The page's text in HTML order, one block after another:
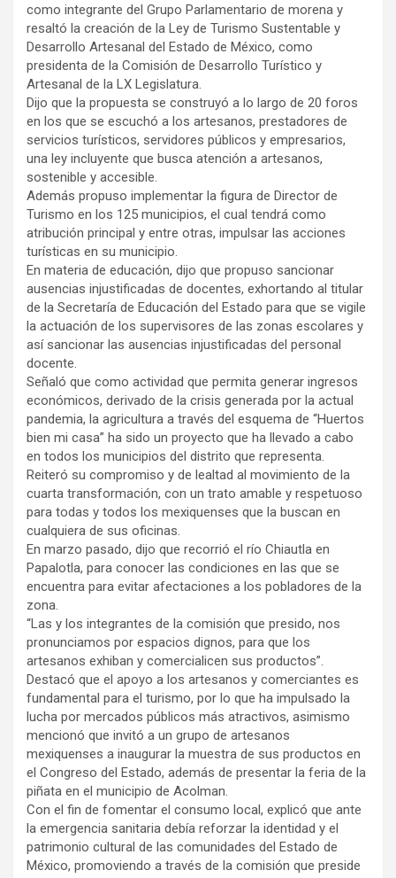
como integrante del Grupo Parlamentario de morena y
resaltó la creación de la Ley de Turismo Sustentable y
Desarrollo Artesanal del Estado de México, como
presidenta de la Comisión de Desarrollo Turístico y
Artesanal de la LX Legislatura.
Dijo que la propuesta se construyó a lo largo de 20 foros
en los que se escuchó a los artesanos, prestadores de
servicios turísticos, servidores públicos y empresarios,
una ley incluyente que busca atención a artesanos,
sostenible y accesible.
Además propuso implementar la figura de Director de
Turismo en los 125 municipios, el cual tendrá como
atribución principal y entre otras, impulsar las acciones
turísticas en su municipio.
En materia de educación, dijo que propuso sancionar
ausencias injustificadas de docentes, exhortando al titular
de la Secretaría de Educación del Estado para que se vigile
la actuación de los supervisores de las zonas escolares y
así sancionar las ausencias injustificadas del personal
docente.
Señaló que como actividad que permita generar ingresos
económicos, derivado de la crisis generada por la actual
pandemia, la agricultura a través del esquema de “Huertos
bien mi casa” ha sido un proyecto que ha llevado a cabo
en todos los municipios del distrito que representa.
Reiteró su compromiso y de lealtad al movimiento de la
cuarta transformación, con un trato amable y respetuoso
para todas y todos los mexiquenses que la buscan en
cualquiera de sus oficinas.
En marzo pasado, dijo que recorrió el río Chiautla en
Papalotla, para conocer las condiciones en las que se
encuentra para evitar afectaciones a los pobladores de la
zona.
“Las y los integrantes de la comisión que presido, nos
pronunciamos por espacios dignos, para que los
artesanos exhiban y comercialicen sus productos”.
Destacó que el apoyo a los artesanos y comerciantes es
fundamental para el turismo, por lo que ha impulsado la
lucha por mercados públicos más atractivos, asimismo
mencionó que invitó a un grupo de artesanos
mexiquenses a inaugurar la muestra de sus productos en
el Congreso del Estado, además de presentar la feria de la
piñata en el municipio de Acolman.
Con el fin de fomentar el consumo local, explicó que ante
la emergencia sanitaria debía reforzar la identidad y el
patrimonio cultural de las comunidades del Estado de
México, promoviendo a través de la comisión que preside